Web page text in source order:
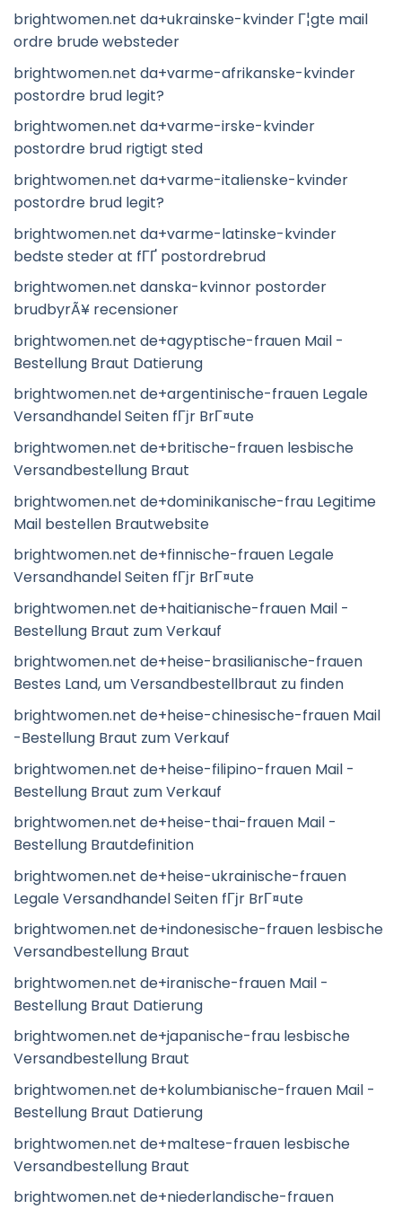
brightwomen.net da+ukrainske-kvinder Г¦gte mail
ordre brude websteder
brightwomen.net da+varme-afrikanske-kvinder
postordre brud legit?
brightwomen.net da+varme-irske-kvinder
postordre brud rigtigt sted
brightwomen.net da+varme-italienske-kvinder
postordre brud legit?
brightwomen.net da+varme-latinske-kvinder
bedste steder at fГҐ postordrebrud
brightwomen.net danska-kvinnor postorder
brudbyrÃ¥ recensioner
brightwomen.net de+agyptische-frauen Mail -
Bestellung Braut Datierung
brightwomen.net de+argentinische-frauen Legale
Versandhandel Seiten fГјr BrГ¤ute
brightwomen.net de+britische-frauen lesbische
Versandbestellung Braut
brightwomen.net de+dominikanische-frau Legitime
Mail bestellen Brautwebsite
brightwomen.net de+finnische-frauen Legale
Versandhandel Seiten fГјr BrГ¤ute
brightwomen.net de+haitianische-frauen Mail -
Bestellung Braut zum Verkauf
brightwomen.net de+heise-brasilianische-frauen
Bestes Land, um Versandbestellbraut zu finden
brightwomen.net de+heise-chinesische-frauen Mail
-Bestellung Braut zum Verkauf
brightwomen.net de+heise-filipino-frauen Mail -
Bestellung Braut zum Verkauf
brightwomen.net de+heise-thai-frauen Mail -
Bestellung Brautdefinition
brightwomen.net de+heise-ukrainische-frauen
Legale Versandhandel Seiten fГјr BrГ¤ute
brightwomen.net de+indonesische-frauen lesbische
Versandbestellung Braut
brightwomen.net de+iranische-frauen Mail -
Bestellung Braut Datierung
brightwomen.net de+japanische-frau lesbische
Versandbestellung Braut
brightwomen.net de+kolumbianische-frauen Mail -
Bestellung Braut Datierung
brightwomen.net de+maltese-frauen lesbische
Versandbestellung Braut
brightwomen.net de+niederlandische-frauen